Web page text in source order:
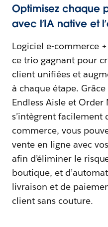
Optimisez chaque
avec l’IA native et
Logiciel e-commerce
ce trio gagnant pour
client unifiées et
à chaque étape.
Endless Aisle et
s’intègrent facilement
commerce, vous
vente en ligne avec
afin d’éliminer le
boutique, et
livraison et de
client sans couture.